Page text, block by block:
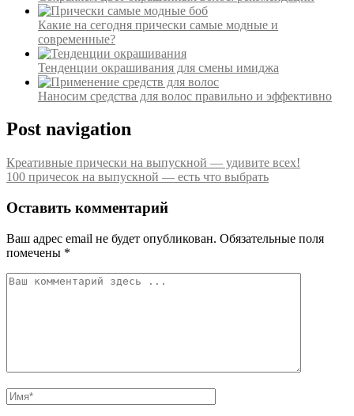
Какие на сегодня прически самые модные и
современные?
Тенденции окрашивания для смены имиджа
Наносим средства для волос правильно и эффективно
Post navigation
Креативные прически на выпускной — удивите всех!
100 причесок на выпускной — есть что выбрать
Оставить комментарий
Ваш адрес email не будет опубликован. Обязательные поля
помечены *